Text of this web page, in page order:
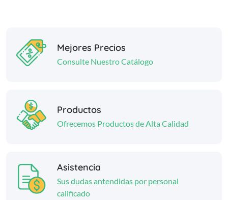
Mejores Precios
Consulte Nuestro Catálogo
Productos
Ofrecemos Productos de Alta Calidad
Asistencia
Sus dudas antendidas por personal
calificado